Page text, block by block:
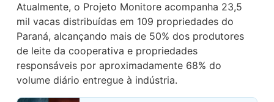
Atualmente, o Projeto Monitore acompanha 23,5
mil vacas distribuídas em 109 propriedades do
Paraná, alcançando mais de 50% dos produtores
de leite da cooperativa e propriedades
responsáveis por aproximadamente 68% do
volume diário entregue à indústria.